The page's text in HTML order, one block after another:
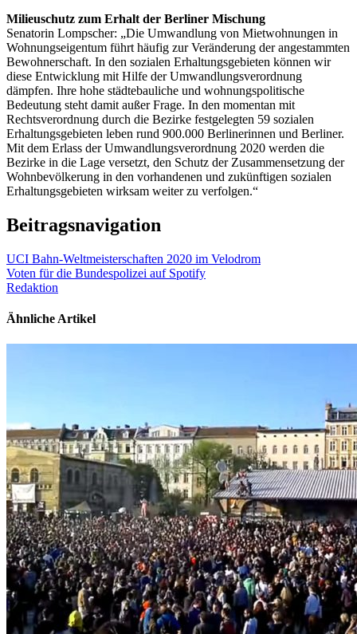
Milieuschutz zum Erhalt der Berliner Mischung
Senatorin Lompscher: „Die Umwandlung von Mietwohnungen in
Wohnungseigentum führt häufig zur Veränderung der angestammten
Bewohnerschaft. In den sozialen Erhaltungsgebieten können wir
diese Entwicklung mit Hilfe der Umwandlungsverordnung
dämpfen. Ihre hohe städtebauliche und wohnungspolitische
Bedeutung steht damit außer Frage. In den momentan mit
Rechtsverordnung durch die Bezirke festgelegten 59 sozialen
Erhaltungsgebieten leben rund 900.000 Berlinerinnen und Berliner.
Mit dem Erlass der Umwandlungsverordnung 2020 werden die
Bezirke in die Lage versetzt, den Schutz der Zusammensetzung der
Wohnbevölkerung in den vorhandenen und zukünftigen sozialen
Erhaltungsgebieten wirksam weiter zu verfolgen.“
Beitragsnavigation
UCI Bahn-Weltmeisterschaften 2020 im Velodrom
Voten für die Bundespolizei auf Spotify
Redaktion
Ähnliche Artikel